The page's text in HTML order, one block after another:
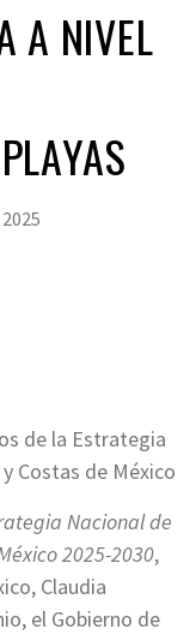
A NIVEL
de la Estrategia
Costas de México
Nacional de
2025-2030,
Claudia
el Gobierno de